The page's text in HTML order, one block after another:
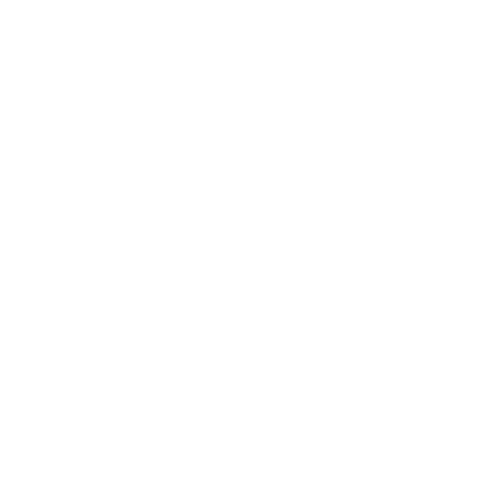
了承ください。
をご了承くださ
です。
ず変更すること
) : 1000ppm、
、